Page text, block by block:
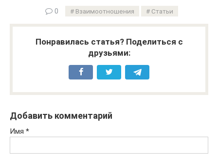
0 Взаимоотношения Статьи
Понравилась статья? Поделиться с
друзьями:
Добавить комментарий
Имя *